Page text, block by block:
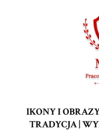
IKONY I
TRADYCJA |